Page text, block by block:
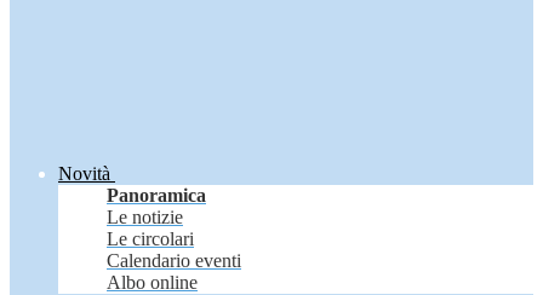
Novità
Panoramica
Le notizie
Le circolari
Calendario eventi
Albo online